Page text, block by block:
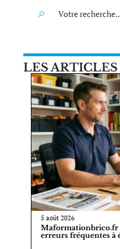
LES ARTICLES
5 août 2026
Maformationbrico.fr
erreurs fréquentes à